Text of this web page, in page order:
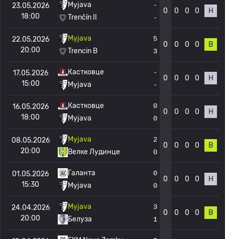
23.05.2026
18:00
Myjava
Trenčín II
-
-
0 0 0 0 Н
22.05.2026
20:00
Myjava
Trencin B
5
3
0 0 0 0 В
17.05.2026
15:00
Кастковце
Myjava
-
-
0 0 0 0 Н
16.05.2026
18:00
Кастковце
Myjava
0
0
0 0 0 0 Н
08.05.2026
20:00
Myjava
Велке Лудинце
2
0
0 0 0 0 В
01.05.2026
15:30
Галанта
Myjava
0
0
0 0 0 0 Н
24.04.2026
20:00
Myjava
Белуза
3
1
0 0 0 0 В